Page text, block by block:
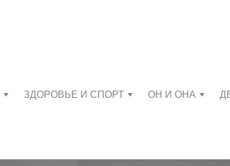
ЗДОРОВЬЕ И СПОРТ ОН И ОНА